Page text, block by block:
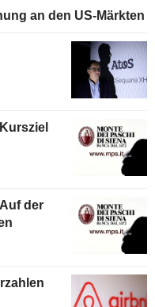
an den US-Märkten
der